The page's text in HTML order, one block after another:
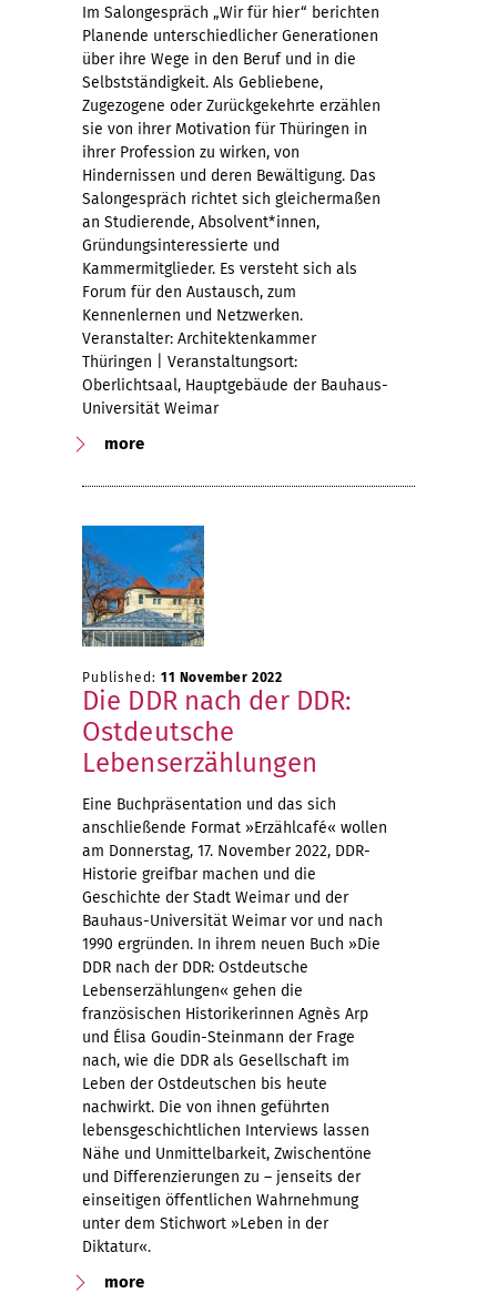
Im Salongespräch „Wir für hier“ berichten
Planende unterschiedlicher Generationen
über ihre Wege in den Beruf und in die
Selbstständigkeit. Als Gebliebene,
Zugezogene oder Zurückgekehrte erzählen
sie von ihrer Motivation für Thüringen in
ihrer Profession zu wirken, von
Hindernissen und deren Bewältigung. Das
Salongespräch richtet sich gleichermaßen
an Studierende, Absolvent*innen,
Gründungsinteressierte und
Kammermitglieder. Es versteht sich als
Forum für den Austausch, zum
Kennenlernen und Netzwerken.
Veranstalter: Architektenkammer
Thüringen | Veranstaltungsort:
Oberlichtsaal, Hauptgebäude der Bauhaus-
Universität Weimar
more
Published: 11 November 2022
Die DDR nach der DDR:
Ostdeutsche
Lebenserzählungen
Eine Buchpräsentation und das sich
anschließende Format »Erzählcafé« wollen
am Donnerstag, 17. November 2022, DDR-
Historie greifbar machen und die
Geschichte der Stadt Weimar und der
Bauhaus-Universität Weimar vor und nach
1990 ergründen. In ihrem neuen Buch »Die
DDR nach der DDR: Ostdeutsche
Lebenserzählungen« gehen die
französischen Historikerinnen Agnès Arp
und Élisa Goudin-Steinmann der Frage
nach, wie die DDR als Gesellschaft im
Leben der Ostdeutschen bis heute
nachwirkt. Die von ihnen geführten
lebensgeschichtlichen Interviews lassen
Nähe und Unmittelbarkeit, Zwischentöne
und Differenzierungen zu – jenseits der
einseitigen öffentlichen Wahrnehmung
unter dem Stichwort »Leben in der
Diktatur«.
more